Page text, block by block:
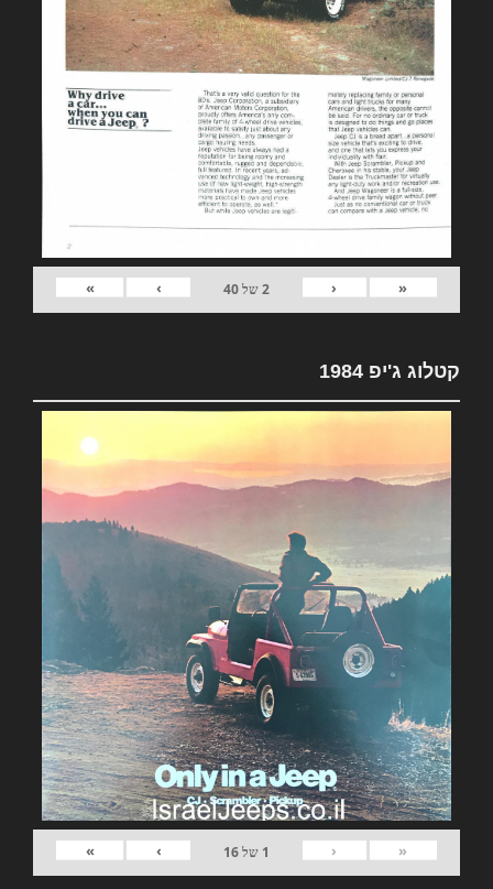
«
‹
2של40
›
»
קטלוג ג'יפ 1984
«
‹
1 של16
›
»